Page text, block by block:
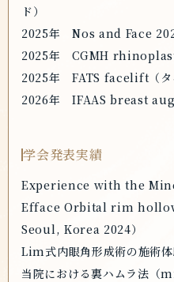
ド）
2025年 Nos and Face
2025年 CGMH
2025年 FATS facelift（タ
2026年 IFAAS breast
学会発表実績
Experience with the
Efface Orbital rim
Seoul, Korea 2024）
Lim式内眼角形成術の施術体
当院における裏ハムラ法